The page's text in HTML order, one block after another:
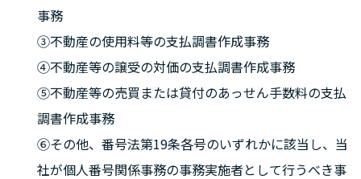
事務
③不動産の使用料等の支払調書作成事務
④不動産等の譲受の対価の支払調書作成事務
⑤不動産等の売買または貸付のあっせん手数料の支払
調書作成事務
⑥その他、番号法第19条各号のいずれかに該当し、当
社が個人番号関係事務の事務実施者として行うべき事